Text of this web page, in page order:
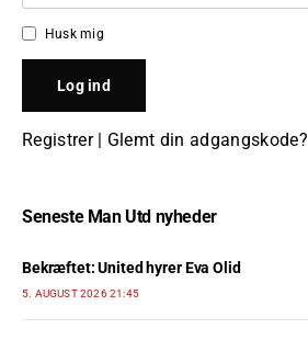
Husk mig
Registrer| Glemt din adgangskode?
Seneste Man Utd nyheder
Bekræftet: United hyrer Eva Olid
5. AUGUST 2026 21:45